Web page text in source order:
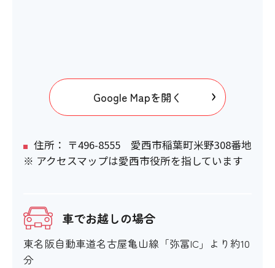
Google Mapを開く
住所： 〒496-8555 愛西市稲葉町米野308番地
※ アクセスマップは愛西市役所を指しています
車でお越しの場合
東名阪自動車道名古屋亀山線「弥冨IC」より約10
分